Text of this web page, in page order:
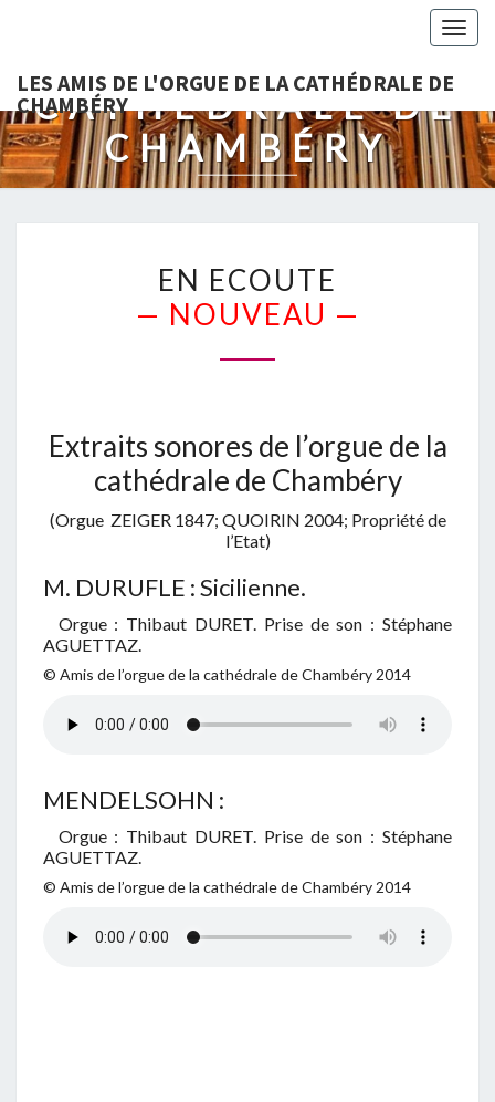
LES AMIS DE L'ORGUE DE LA CATHÉDRALE DE
CHAMBÉRY
L'ORGUE DE LA
CATHÉDRALE DE
CHAMBÉRY
ECOUTE
—
EN ECOUTE
— NOUVEAU —
Extraits sonores de l’orgue de la
cathédrale de Chambéry
(Orgue ZEIGER 1847; QUOIRIN 2004; Propriété de
l’Etat)
M. DURUFLE : Sicilienne.
Orgue : Thibaut DURET. Prise de son : Stéphane
AGUETTAZ.
© Amis de l’orgue de la cathédrale de Chambéry 2014
MENDELSOHN :
Orgue : Thibaut DURET. Prise de son : Stéphane
AGUETTAZ.
© Amis de l’orgue de la cathédrale de Chambéry 2014